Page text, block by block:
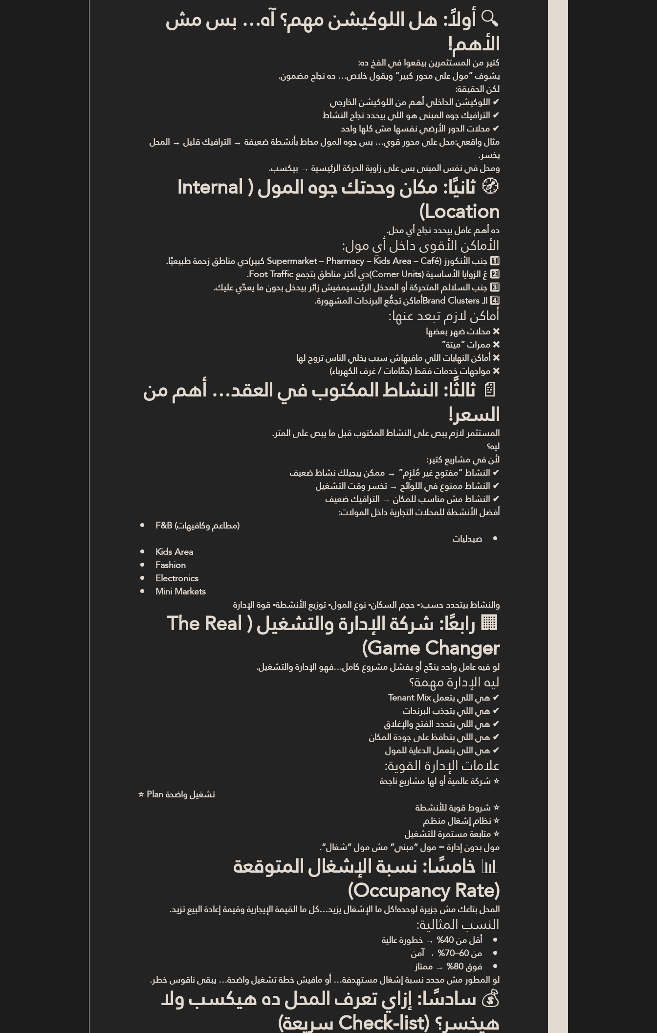
🔍 أولاً: هل اللوكيشن مهم؟ آه… بس مش
الأهم!
كتير من المستثمرين بيقعوا في الفخ ده:
يشوف “مول على محور كبير” ويقول خلاص… ده نجاح مضمون.
لكن الحقيقة:
✔ اللوكيشن الداخلي أهم من اللوكيشن الخارجي
✔ الترافيك جوه المبنى هو اللي بيحدد نجاح النشاط
✔ محلات الدور الأرضي نفسها مش كلها واحد
مثال واقعي:محل على محور قوي… بس جوه المول محاط بأنشطة ضعيفة → الترافيك قليل → المحل
يخسر.
ومحل في نفس المبنى بس على زاوية الحركة الرئيسية → بيكسب.
🧭 ثانيًا: مكان وحدتك جوه المول (Internal
Location)
ده أهم عامل بيحدد نجاح أي محل.
الأماكن الأقوى داخل أي مول:
1️⃣ جنب الأنكورز (Supermarket – Pharmacy – Kids Area – Café كبير)دي مناطق زحمة طبيعيًا.
2️⃣ عَ الزوايا الأساسية (Corner Units)
دي أكتر مناطق بتجمع Foot Traffic.
3️⃣ جنب السلالم المتحركة أو المدخل الرئيسيمفيش زائر بيدخل بدون ما يعدّي عليك.
4️⃣ الـ Brand Clusters أماكن تجمُّع البرندات المشهورة.
أماكن لازم تبعد عنها:
❌ محلات ضهر بعضها
❌ ممرات “ميتة”
❌ أماكن النهايات اللي مافيهاش سبب يخلي الناس تروح لها
❌ مواجهات خدمات فقط (حمّامات / غرف الكهرباء)
📄 ثالثًا: النشاط المكتوب في العقد… أهم من
السعر!
المستثمر لازم يبص على النشاط المكتوب قبل ما يبص على المتر.
ليه؟
لأن في مشاريع كتير:
✔ النشاط “مفتوح غير مُلزِم” → ممكن ييجيلك نشاط ضعيف
✔ النشاط ممنوع في اللوائح → تخسر وقت التشغيل
✔ النشاط مش مناسب للمكان → الترافيك ضعيف
أفضل الأنشطة للمحلات التجارية داخل المولات:
F&B (مطاعم وكافيهات)
صيدليات
Kids Area
Fashion
Electronics
Mini Markets
والنشاط بيتحدد حسب:▪ حجم السكان▪ نوع المول▪ توزيع الأنشطة▪ قوة الإدارة
🏢 رابعًا: شركة الإدارة والتشغيل (The Real
Game Changer)
لو فيه عامل واحد ينجّح أو يفشل مشروع كامل…فهو الإدارة والتشغيل.
ليه الإدارة مهمة؟
✔ هي اللي بتعمل Tenant Mix
✔ هي اللي بتجذب البرندات
✔ هي اللي بتحدد الفتح والإغلاق
✔ هي اللي بتحافظ على جودة المكان
✔ هي اللي بتعمل الدعاية للمول
علامات الإدارة القوية:
⭐ شركة عالمية أو لها مشاريع ناجحة
⭐ Plan تشغيل واضحة
⭐ شروط قوية للأنشطة
⭐ نظام إشغال منظم
⭐ متابعة مستمرة للتشغيل
مول بدون إدارة = مول “مبني” مش مول “شغال”.
📊 خامسًا: نسبة الإشغال المتوقعة
(Occupancy Rate)
المحل بتاعك مش جزيرة لوحده!كل ما الإشغال يزيد…كل ما القيمة الإيجارية وقيمة إعادة البيع تزيد.
النسب المثالية:
أقل من 40%
→ خطورة عالية
من 60–70%
→ آمن
فوق 80%
→ ممتاز
لو المطور مش محدد نسبة إشغال مستهدفة… أو مافيش خطة تشغيل واضحة… يبقى ناقوس خطر.
💰 سادسًا: إزاي تعرف المحل ده هيكسب ولا
هيخسر؟ (Check-list سريعة)